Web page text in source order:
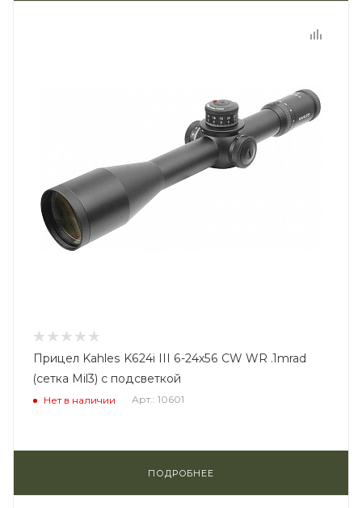
Прицел Kahles K624i III 6-24x56 CW WR .1mrad
(сетка Mil3) с подсветкой
Нет в наличии Арт.: 10601
ПОДРОБНЕЕ